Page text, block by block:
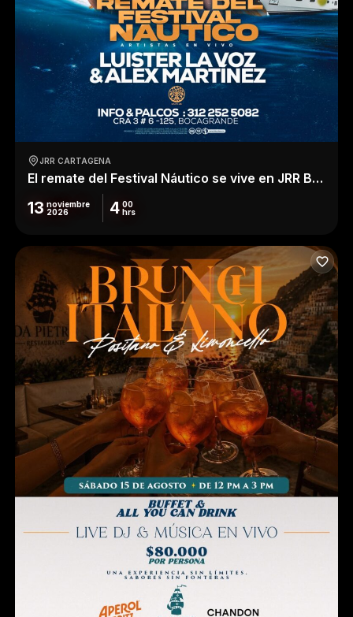
JRR CARTAGENA
El remate del Festival Náutico se vive en JRR Boutique
13 noviembre
2026
4 00
hrs